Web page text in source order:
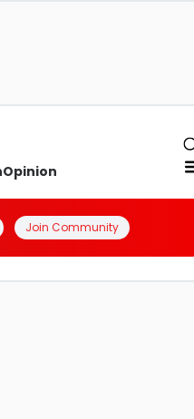
Opinion
Join Community